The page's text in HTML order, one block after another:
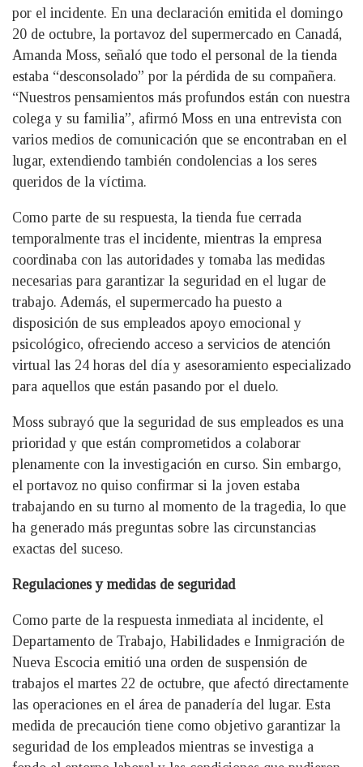
por el incidente. En una declaración emitida el domingo
20 de octubre, la portavoz del supermercado en Canadá,
Amanda Moss, señaló que todo el personal de la tienda
estaba “desconsolado” por la pérdida de su compañera.
“Nuestros pensamientos más profundos están con nuestra
colega y su familia”, afirmó Moss en una entrevista con
varios medios de comunicación que se encontraban en el
lugar, extendiendo también condolencias a los seres
queridos de la víctima.
Como parte de su respuesta, la tienda fue cerrada
temporalmente tras el incidente, mientras la empresa
coordinaba con las autoridades y tomaba las medidas
necesarias para garantizar la seguridad en el lugar de
trabajo. Además, el supermercado ha puesto a
disposición de sus empleados apoyo emocional y
psicológico, ofreciendo acceso a servicios de atención
virtual las 24 horas del día y asesoramiento especializado
para aquellos que están pasando por el duelo.
Moss subrayó que la seguridad de sus empleados es una
prioridad y que están comprometidos a colaborar
plenamente con la investigación en curso. Sin embargo,
el portavoz no quiso confirmar si la joven estaba
trabajando en su turno al momento de la tragedia, lo que
ha generado más preguntas sobre las circunstancias
exactas del suceso.
Regulaciones y medidas de seguridad
Como parte de la respuesta inmediata al incidente, el
Departamento de Trabajo, Habilidades e Inmigración de
Nueva Escocia emitió una orden de suspensión de
trabajos el martes 22 de octubre, que afectó directamente
las operaciones en el área de panadería del lugar. Esta
medida de precaución tiene como objetivo garantizar la
seguridad de los empleados mientras se investiga a